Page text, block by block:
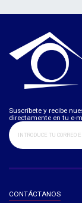
Suscríbete y recibe
directamente en tu e-
CONTÁCTANOS